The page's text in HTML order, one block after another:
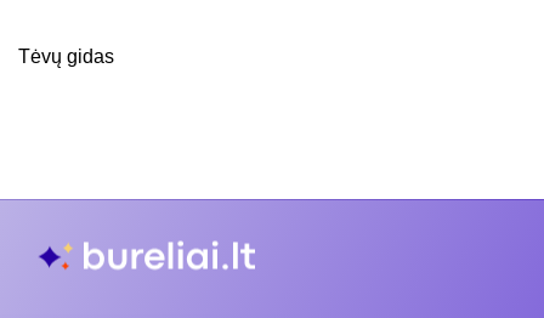
Tėvų gidas